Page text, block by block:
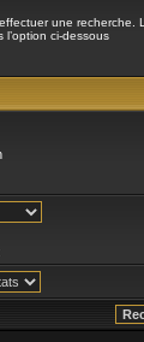
une recherche.
ci-dessous